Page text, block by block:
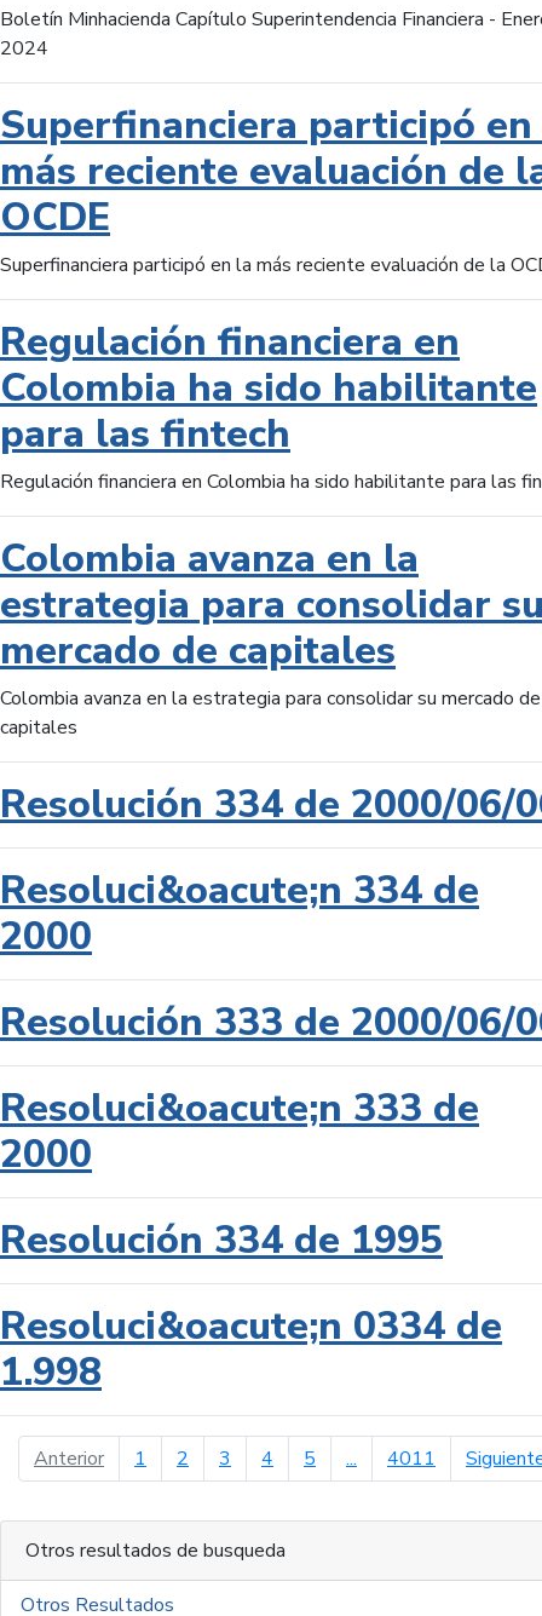
Boletín Minhacienda Capítulo Superintendencia Financiera -
2024
Superfinanciera participó
más reciente evaluación de
OCDE
Superfinanciera participó en la más reciente evaluación de la
Regulación financiera en
Colombia ha sido habilitante
para las fintech
Regulación financiera en Colombia ha sido habilitante para las
Colombia avanza en la
estrategia para consolidar
mercado de capitales
Colombia avanza en la estrategia para consolidar su mercado de
capitales
Resolución 334 de 2000/06/
Resoluci&oacute;n 334 de
2000
Resolución 333 de 2000/06/
Resoluci&oacute;n 333 de
2000
Resolución 334 de 1995
Resoluci&oacute;n 0334 de
1.998
Anteriorpágina anterior
1 2 3 4 5 ... 4011
Otros resultados de busqueda
Otros Resultados